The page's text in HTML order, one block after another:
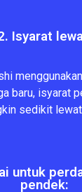
Isyarat
baru, isyarat
sedikit
untuk
pendek: